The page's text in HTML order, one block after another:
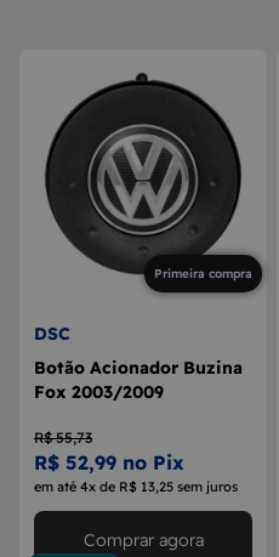
MÁQUINA DE VIDRO
Primeira compra
DSC
Botão Acionador Buzina
Fox 2003/2009
R$ 55,73
R$ 52,99 no Pix
em até 4x de R$ 13,25 sem juros
Comprar agora